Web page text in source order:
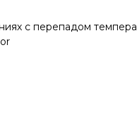
с перепадом